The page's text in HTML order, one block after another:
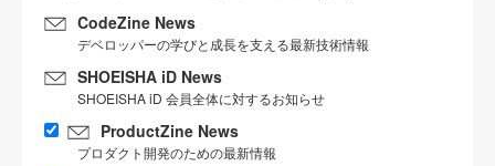
CodeZine News
デベロッパーの学びと成長を支える最新技術情報
SHOEISHA iD News
SHOEISHA iD 会員全体に対するお知らせ
ProductZine News
プロダクト開発のための最新情報